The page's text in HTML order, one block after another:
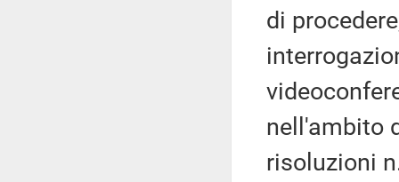
di
nell'ambito
risoluzioni